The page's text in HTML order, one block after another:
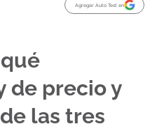
Agregar Auto Test en
de precio y
las tres